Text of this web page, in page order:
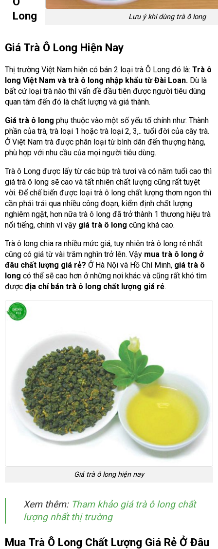
Long
Lưu ý khi dùng trà ô long
Giá Trà Ô Long Hiện Nay
Thị trường Việt Nam hiện có bán 2 loại trà Ô Long đó là: Trà ô
long Việt Nam và trà ô long nhập khẩu từ Đài Loan. Dù là
bất cứ loại trà nào thì vấn đề đầu tiên được người tiêu dùng
quan tâm đến đó là chất lượng và giá thành.
Giá trà ô long phụ thuộc vào một số yếu tố chính như: Thành
phần của trà, trà loại 1 hoặc trà loại 2, 3,.. tuổi đời của cây trà.
Ở Việt Nam trà được phân loại từ bình dân đến thượng hàng,
phù hợp với nhu cầu của mọi người tiêu dùng.
Trà ô Long được lấy từ các búp trà tươi và có năm tuổi cao thì
giá trà ô long sẽ cao và tất nhiên chất lượng cũng rất tuyệt
vời. Để chế biến được loại trà ô long chất lượng thơm ngon thì
cần phải trải qua nhiều công đoạn, kiểm định chất lượng
nghiêm ngặt, hơn nữa trà ô long đã trở thành 1 thương hiệu trà
nổi tiếng, chính vì vậy giá trà ô long cũng khá cao.
Trà ô long chia ra nhiều mức giá, tuy nhiên trà ô long rẻ nhất
cũng có giá từ vài trăm nghìn trở lên. Vậy mua trà ô long ở
đâu chất lượng giá rẻ? Ở Hà Nội và Hồ Chí Minh, giá trà ô
long có thể sẽ cao hơn ở những nơi khác và cũng rất khó tìm
được địa chỉ bán trà ô long chất lượng giá rẻ.
Giá trà ô long hiện nay
Xem thêm: Tham khảo giá trà ô long chất
lượng nhất thị trường
Mua Trà Ô Long Chất Lượng Giá Rẻ Ở Đâu